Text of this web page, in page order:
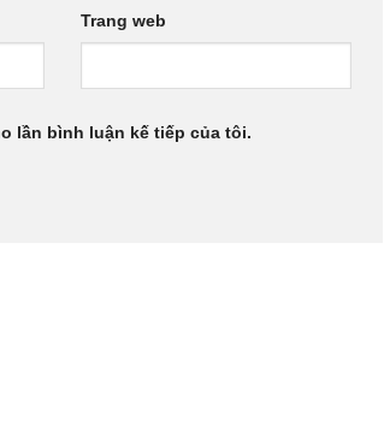
Trang web
lần bình luận kế tiếp của tôi.